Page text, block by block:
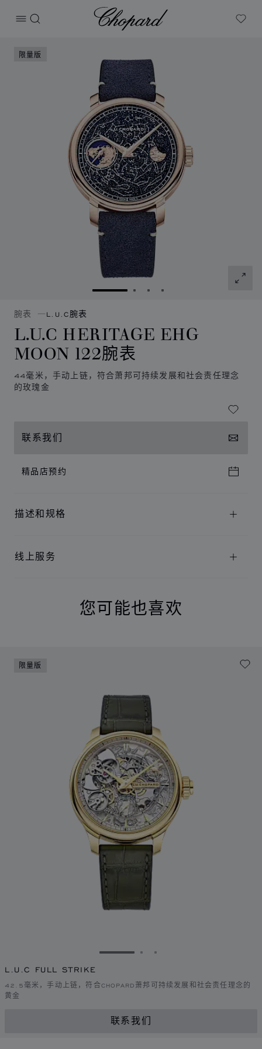
打开菜单
搜索
Chopard
My
转到幻灯片 1转到幻灯片 2
转到幻灯片 3
转到幻灯片 4
限量版
腕表 L.U.C腕表
L.U.C HERITAGE EHG
MOON 122腕表
44毫米，手动上链，符合萧邦可持续发展和社会责任理念
的玫瑰金
联系我们
精品店预约
描述和规格
线上服务
您可能也喜欢
限量版
转到幻灯片 1转到幻灯片 2
转到幻灯片 3
L.U.C FULL STRIKE
42.5毫米，手动上链，符合CHOPARD萧邦可持续发展和社会责任理念的
黄金
联系我们